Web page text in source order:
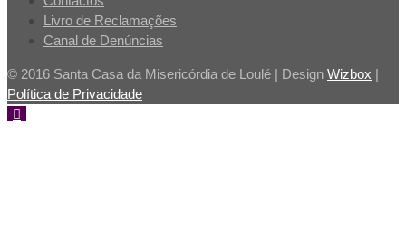
Livro de Reclamações
Canal de Denúncias
© 2016 Santa Casa da Misericórdia de Loulé | Design Wizbox |
Política de Privacidade